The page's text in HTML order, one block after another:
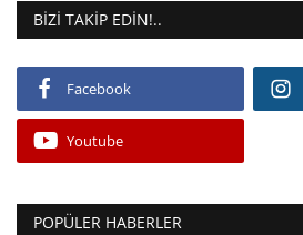
BIZI TAKIP EDIN!..
Facebook
Youtube
POPÜLER HABERLER